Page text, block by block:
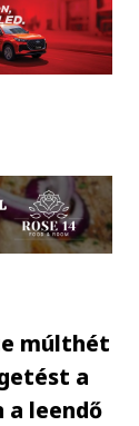
múlthét
a
a leendő